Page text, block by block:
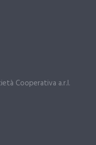
Cooperativa a.r.l.